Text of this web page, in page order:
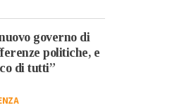
governo di
politiche, e
di tutti”